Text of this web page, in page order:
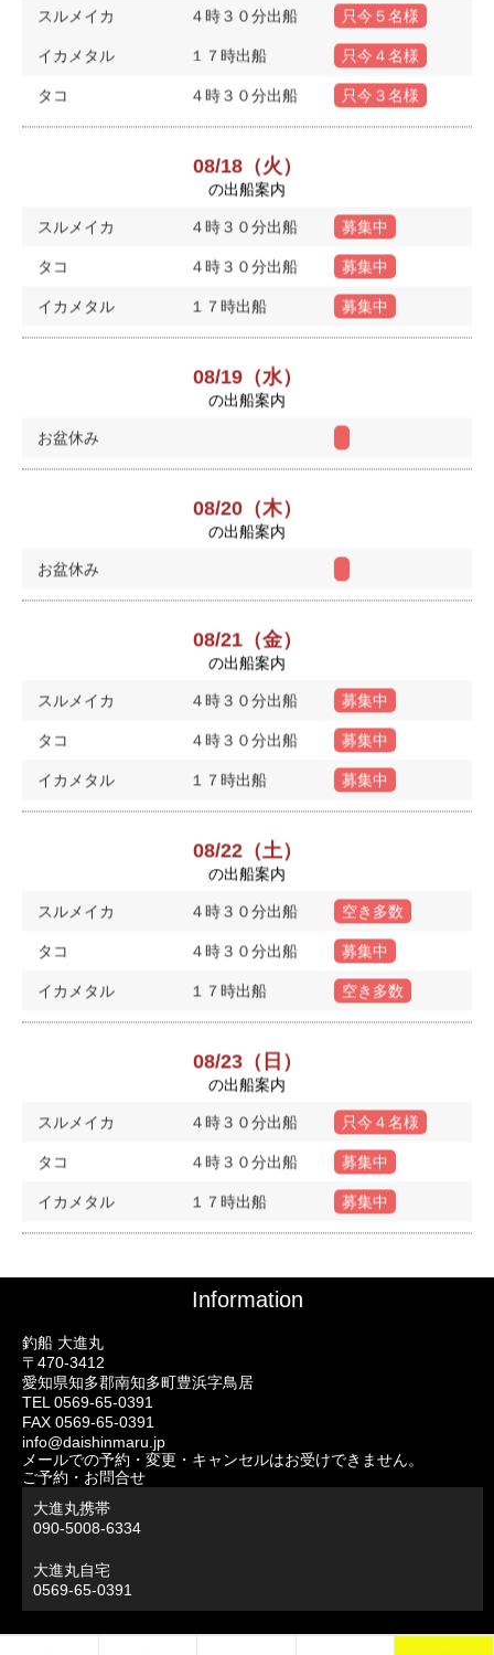
スルメイカ ４時３０分出船 只今５名様
イカメタル １７時出船 只今４名様
タコ ４時３０分出船 只今３名様
08/18（火）
の出船案内
スルメイカ ４時３０分出船 募集中
タコ ４時３０分出船 募集中
イカメタル １７時出船 募集中
08/19（水）
の出船案内
お盆休み
08/20（木）
の出船案内
お盆休み
08/21（金）
の出船案内
スルメイカ ４時３０分出船 募集中
タコ ４時３０分出船 募集中
イカメタル １７時出船 募集中
08/22（土）
の出船案内
スルメイカ ４時３０分出船 空き多数
タコ ４時３０分出船 募集中
イカメタル １７時出船 空き多数
08/23（日）
の出船案内
スルメイカ ４時３０分出船 只今４名様
タコ ４時３０分出船 募集中
イカメタル １７時出船 募集中
Information
釣船 大進丸
〒470-3412
愛知県知多郡南知多町豊浜字鳥居
TEL 0569-65-0391
FAX 0569-65-0391
info@daishinmaru.jp
メールでの予約・変更・キャンセルはお受けできません。
ご予約・お問合せ
大進丸携帯
090-5008-6334
大進丸自宅
0569-65-0391